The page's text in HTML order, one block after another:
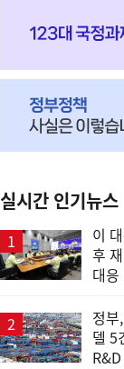
실시간 인기뉴스
이
후
대응
정부
델 5